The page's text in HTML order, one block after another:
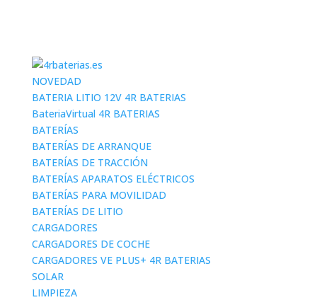
NOVEDAD
BATERIA LITIO 12V 4R BATERIAS
BateriaVirtual 4R BATERIAS
BATERÍAS
BATERÍAS DE ARRANQUE
BATERÍAS DE TRACCIÓN
BATERÍAS APARATOS ELÉCTRICOS
BATERÍAS PARA MOVILIDAD
BATERÍAS DE LITIO
CARGADORES
CARGADORES DE COCHE
CARGADORES VE PLUS+ 4R BATERIAS
SOLAR
LIMPIEZA